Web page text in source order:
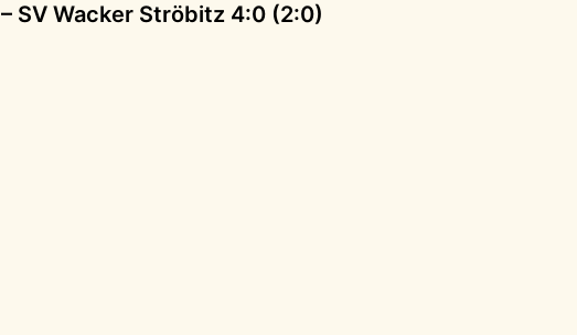
– SV Wacker Ströbitz 4:0 (2:0)